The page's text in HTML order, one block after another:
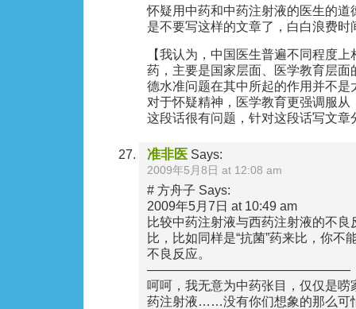
怀疑用中药和中药注射液的医生的道
是不要写这样的文章了，白白浪费时
【我认为，中国医生普遍不同程度
药，主要是国家层面、医学教育层面
德水准问题在其中所起的作用并不是
对于怀疑精神，医学教育更强调服从
这段话很有问题，针对这段话写文章
准非医 Says:
2009年5月8日 at 12:08 am
# 方舟子 Says:
2009年5月7日 at 10:49 am
比较中药注射液与西药注射液的不
比，比如同样是“抗菌”药来比，你不
不良反应。
————————————————
呵呵，我无意为中药张目，仅仅是唠
药注射液……没有你们想象的那么可